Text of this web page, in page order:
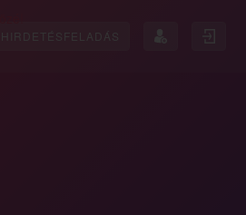
HIRDETÉSFELADÁS